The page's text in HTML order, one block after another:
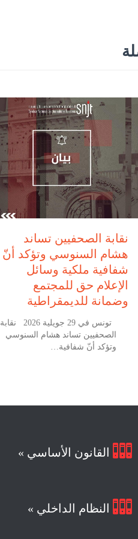
نقابة الصحفيين تساند
هشام السنوسي وتؤكد أنّ
شفافية ملكية وسائل
الإعلام حق للمجتمع
وضمانة للديمقراطية
تونس في 29 جويلية 2026 نقابة
الصحفيين تساند هشام السنوسي
وتؤكد أنّ شفافية…
 القانون الأساسي »
 النظام الداخلي »